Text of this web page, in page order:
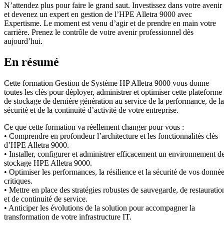
N’attendez plus pour faire le grand saut. Investissez dans votre avenir
et devenez un expert en gestion de l’HPE Alletra 9000 avec
Expertisme. Le moment est venu d’agir et de prendre en main votre
carrière. Prenez le contrôle de votre avenir professionnel dès
aujourd’hui.
En résumé
Cette formation Gestion de Système HP Alletra 9000 vous donne
toutes les clés pour déployer, administrer et optimiser cette plateforme
de stockage de dernière génération au service de la performance, de la
sécurité et de la continuité d’activité de votre entreprise.
Ce que cette formation va réellement changer pour vous :
• Comprendre en profondeur l’architecture et les fonctionnalités clés
d’HPE Alletra 9000.
• Installer, configurer et administrer efficacement un environnement
stockage HPE Alletra 9000.
• Optimiser les performances, la résilience et la sécurité de vos
critiques.
• Mettre en place des stratégies robustes de sauvegarde, de
et de continuité de service.
• Anticiper les évolutions de la solution pour accompagner la
transformation de votre infrastructure IT.